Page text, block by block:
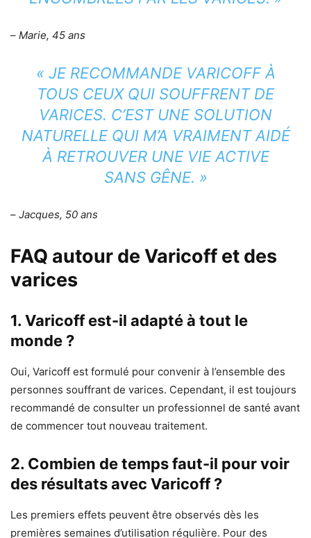
– Marie, 45 ans
« JE RECOMMANDE VARICOFF À
TOUS CEUX QUI SOUFFRENT DE
VARICES. C’EST UNE SOLUTION
NATURELLE QUI M’A VRAIMENT AIDÉ
À RETROUVER UNE VIE ACTIVE
SANS GÊNE. »
– Jacques, 50 ans
FAQ autour de Varicoff et des
varices
1. Varicoff est-il adapté à tout le
monde ?
Oui, Varicoff est formulé pour convenir à l’ensemble des
personnes souffrant de varices. Cependant, il est toujours
recommandé de consulter un professionnel de santé avant
de commencer tout nouveau traitement.
2. Combien de temps faut-il pour voir
des résultats avec Varicoff ?
Les premiers effets peuvent être observés dès les
premières semaines d’utilisation régulière. Pour des